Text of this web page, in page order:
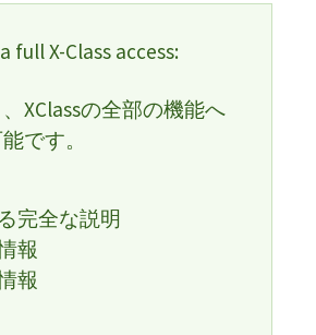
full X-Class access:
XClassの全部の機能へ
です。
完全な説明
報
報